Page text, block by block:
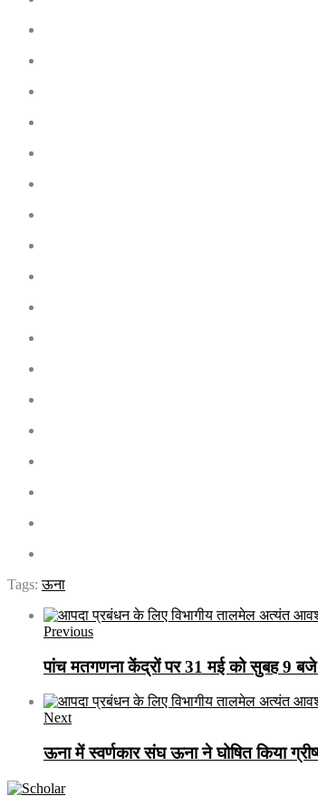
Tags:ऊना
Previous
पांच मतगणना केंद्रों पर 31 मई को सुबह 9 बजे
Next
ऊना में स्वर्णकार संघ ऊना ने घोषित किया